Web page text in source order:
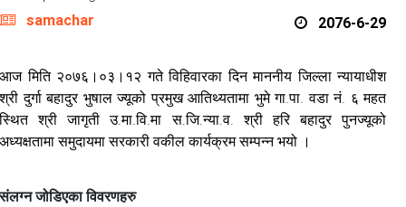
samachar 2076-6-29
आज मिति २०७६।०३।१२ गते विहिवारका दिन माननीय जिल्ला न्यायाधीश
श्री दुर्गा बहादुर भुषाल ज्यूको प्रमुख आतिथ्यतामा भुमे गा.पा. वडा नं. ६ महत
स्थित श्री जागृती उ.मा.वि.मा स.जि.न्या.व. श्री हरि बहादुर पुनज्यूको
अध्यक्षतामा समुदायमा सरकारी वकील कार्यक्रम सम्पन्न भयो ।
संलग्न जोडिएका विवरणहरु